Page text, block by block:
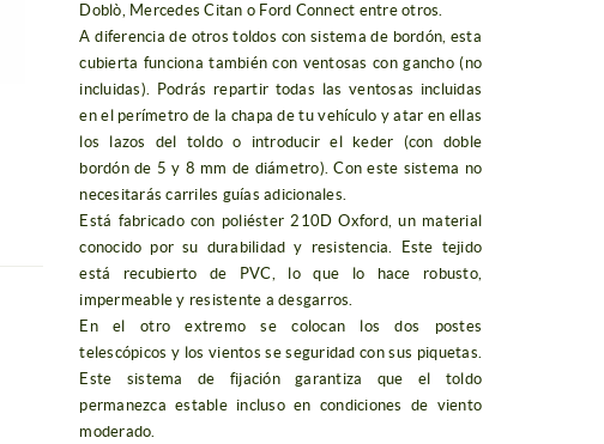
Doblò, Mercedes Citan o Ford Connect entre otros.
A diferencia de otros toldos con sistema de bordón, esta
cubierta funciona también con ventosas con gancho (no
incluidas). Podrás repartir todas las ventosas incluidas
en el perímetro de la chapa de tu vehículo y atar en ellas
los lazos del toldo o introducir el keder (con doble
bordón de 5 y 8 mm de diámetro). Con este sistema no
necesitarás carriles guías adicionales.
Está fabricado con poliéster 210D Oxford, un material
conocido por su durabilidad y resistencia. Este tejido
está recubierto de PVC, lo que lo hace robusto,
impermeable y resistente a desgarros.
En el otro extremo se colocan los dos postes
telescópicos y los vientos se seguridad con sus piquetas.
Este sistema de fijación garantiza que el toldo
permanezca estable incluso en condiciones de viento
moderado.